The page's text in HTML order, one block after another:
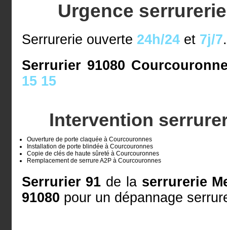
Urgence
Serrurerie ouverte 24h/24et 7j/7
Serrurier 91080
15 15
Intervention
Ouverture de porte claquée à Courcouronnes
Installation de porte blindée à Courcouronnes
Copie de clés de haute sûreté à Courcouronnes
Remplacement de serrure A2P à Courcouronnes
Serrurier 91 de la serrurerie
91080 pour un dépannage